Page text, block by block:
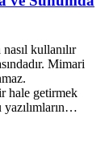
kullanılır
Mimari
hale getirmek
yazılımların…